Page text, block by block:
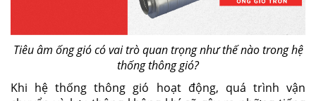
Tiêu âm ống gió có vai trò quan trọng như thế nào trong hệ
thống thông gió?
Khi hệ thống thông gió hoạt động, quá trình vận